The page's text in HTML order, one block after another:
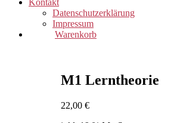
Kontakt
Datenschutzerklärung
Impressum
Warenkorb
M1 Lerntheorie
22,00€